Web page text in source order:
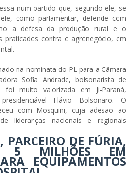
num partido que, segundo ele, se
como parlamentar, defende com
a defesa da produção rural e o
praticados contra o agronegócio, em
na nominata do PL para a Câmara
Sofia Andrade, bolsonarista de
muito valorizada em Ji-Paraná,
Flávio Bolsonaro. O
com Mosquini, cuja adesão ao
lideranças nacionais e regionais
PARCEIRO DE FÚRIA,
5 MILHÕES EM
EQUIPAMENTOS